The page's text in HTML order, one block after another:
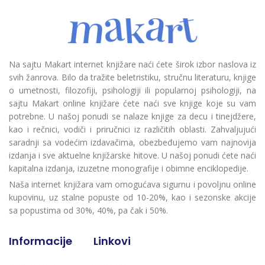
Na sajtu Makart internet knjižare naći ćete širok izbor naslova iz
svih žanrova. Bilo da tražite beletristiku, stručnu literaturu, knjige
o umetnosti, filozofiji, psihologiji ili popularnoj psihologiji, na
sajtu Makart online knjižare ćete naći sve knjige koje su vam
potrebne. U našoj ponudi se nalaze knjige za decu i tinejdžere,
kao i rečnici, vodiči i priručnici iz različitih oblasti. Zahvaljujući
saradnji sa vodećim izdavačima, obezbeđujemo vam najnovija
izdanja i sve aktuelne knjižarske hitove. U našoj ponudi ćete naći
kapitalna izdanja, izuzetne monografije i obimne enciklopedije.
Naša internet knjižara vam omogućava sigurnu i povoljnu online
kupovinu, uz stalne popuste od 10-20%, kao i sezonske akcije
sa popustima od 30%, 40%, pa čak i 50%.
Informacije Linkovi